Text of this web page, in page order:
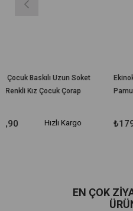
Soket
Ekinoks Kız/Erkek Bebek
Pamuklu Mevsimlik Külotlu
₺179,90 Hızlı
EN ÇOK